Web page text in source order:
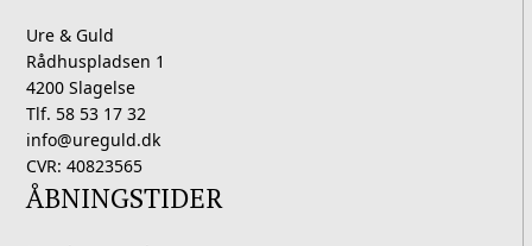
Ure & Guld
Rådhuspladsen 1
4200 Slagelse
Tlf. 58 53 17 32
info@ureguld.dk
CVR: 40823565
ÅBNINGSTIDER